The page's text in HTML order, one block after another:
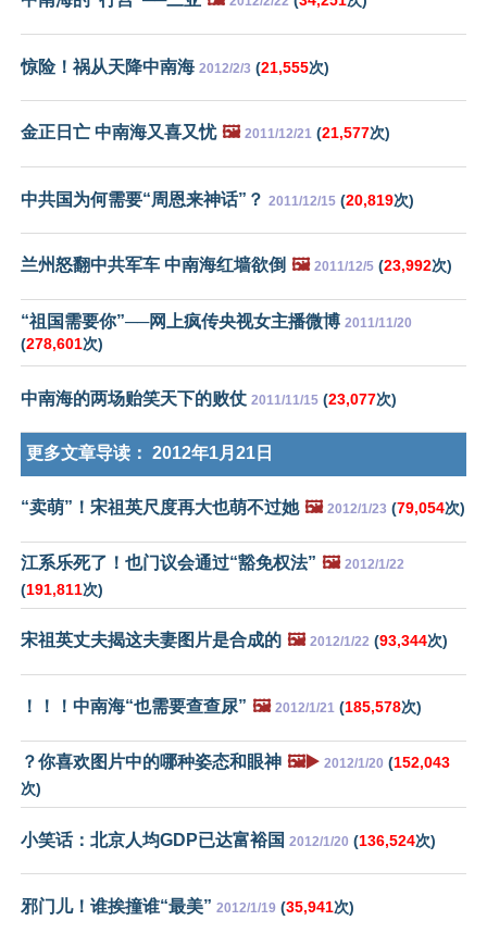
惊险！祸从天降中南海 2012/2/3 (21,555次)
金正日亡 中南海又喜又忧 🖼️ 2011/12/21 (21,577次)
中共国为何需要“周恩来神话”？ 2011/12/15 (20,819次)
兰州怒翻中共军车 中南海红墙欲倒 🖼️ 2011/12/5 (23,992次)
“祖国需要你”──网上疯传央视女主播微博 2011/11/20
(278,601次)
中南海的两场贻笑天下的败仗 2011/11/15 (23,077次)
更多文章导读： 2012年1月21日
“卖萌”！宋祖英尺度再大也萌不过她 🖼️ 2012/1/23 (79,054次)
江系乐死了！也门议会通过“豁免权法” 🖼️ 2012/1/22
(191,811次)
宋祖英丈夫揭这夫妻图片是合成的 🖼️ 2012/1/22 (93,344次)
！！！中南海“也需要查查尿” 🖼️ 2012/1/21 (185,578次)
？你喜欢图片中的哪种姿态和眼神 🖼️▶️ 2012/1/20 (152,043
次)
小笑话：北京人均GDP已达富裕国 2012/1/20 (136,524次)
邪门儿！谁挨撞谁“最美” 2012/1/19 (35,941次)